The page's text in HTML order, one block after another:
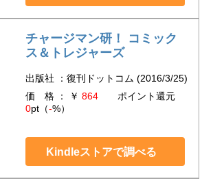
チャージマン研！ コミック
ス＆トレジャーズ
出版社 ：復刊ドットコム (2016/3/25)
価 格 ： ￥ 864ポイント還元
0pt（-%）
Kindleストアで調べる